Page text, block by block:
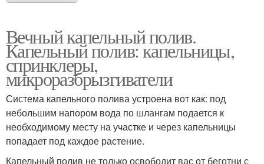
Вечный капельный полив.
Капельный полив: капельницы,
спринклеры,
микроразбрызгиватели
Система капельного полива устроена вот как: под
небольшим напором вода по шлангам подается к
необходимому месту на участке и через капельницы
попадает под каждое растение.
Капельный полив не только освободит вас от беготни с